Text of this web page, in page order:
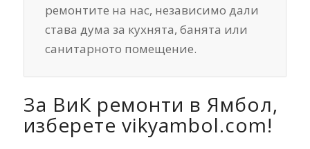
ремонтите на нас, независимо дали
става дума за кухнята, банята или
санитарното помещение.
За ВиК ремонти в Ямбол,
изберете vikyambol.com!